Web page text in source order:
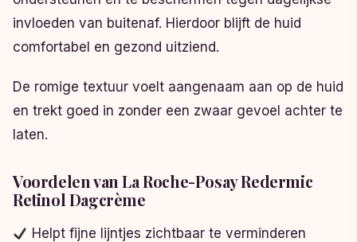
invloeden van buitenaf. Hierdoor blijft de huid
comfortabel en gezond uitziend.
De romige textuur voelt aangenaam aan op de huid
en trekt goed in zonder een zwaar gevoel achter te
laten.
Voordelen van La Roche-Posay Redermic
Retinol Dagcrème
Helpt fijne lijntjes zichtbaar te verminderen